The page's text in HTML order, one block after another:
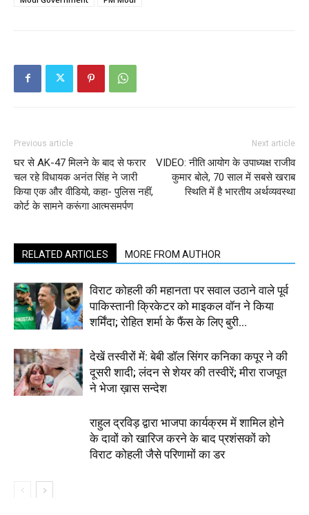
Previous article
घर से AK-47 मिलने के बाद से फरार
चल रहे विधायक अनंत सिंह ने जारी
किया एक और वीडियो, कहा- पुलिस नहीं,
कोर्ट के सामने करूंगा आत्मसमर्पण
Next article
VIDEO: नीति आयोग के उपाध्यक्ष राजीव
कुमार बोले, 70 साल में सबसे खराब
स्थिति में है भारतीय अर्थव्यवस्था
RELATED ARTICLES MORE FROM AUTHOR
विराट कोहली की महानता पर सवाल उठाने वाले पूर्व
पाकिस्तानी क्रिकेटर को माइकल वॉन ने किया
शर्मिंदा; रोहित शर्मा के फैंस के लिए बुरी...
देखें तस्वीरों में: बेबी डॉल सिंगर कनिका कपूर ने की
दूसरी शादी; लंदन से शेयर की तस्वीरें; मीरा राजपूत
ने भेजा ख़ास सन्देश
राहुल द्रविड़ द्वारा भाजपा कार्यक्रम में शामिल होने
के दावों को खारिज करने के बाद प्रशंसकों को
विराट कोहली जैसे परिणामों का डर